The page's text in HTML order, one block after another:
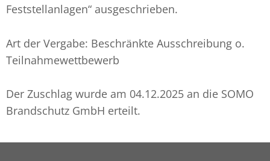
Feststellanlagen“ ausgeschrieben.
Art der Vergabe: Beschränkte Ausschreibung o.
Teilnahmewettbewerb
Der Zuschlag wurde am 04.12.2025 an die SOMO
Brandschutz GmbH erteilt.